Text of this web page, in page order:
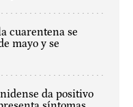
cuarentena se
mayo y se
da positivo